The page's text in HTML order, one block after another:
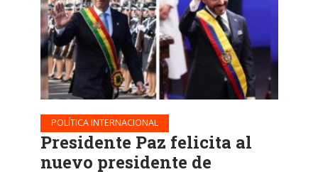
POLÍTICA INTERNACIONAL
Presidente Paz felicita al
nuevo presidente de